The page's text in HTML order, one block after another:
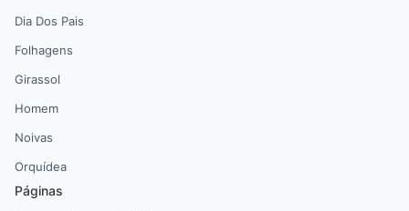
Dia Dos Pais
Folhagens
Girassol
Homem
Noivas
Orquídea
Páginas